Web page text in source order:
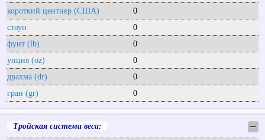
короткий центнер (США)
0
стоун
0
фунт (lb)
0
унция (oz)
0
драхма (dr)
0
гран (gr)
0
Тройская система веса: ─